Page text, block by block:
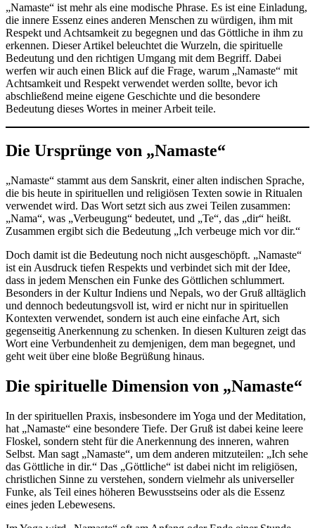
„Namaste“ ist mehr als eine modische Phrase. Es ist eine Einladung,
die innere Essenz eines anderen Menschen zu würdigen, ihm mit
Respekt und Achtsamkeit zu begegnen und das Göttliche in ihm zu
erkennen. Dieser Artikel beleuchtet die Wurzeln, die spirituelle
Bedeutung und den richtigen Umgang mit dem Begriff. Dabei
werfen wir auch einen Blick auf die Frage, warum „Namaste“ mit
Achtsamkeit und Respekt verwendet werden sollte, bevor ich
abschließend meine eigene Geschichte und die besondere
Bedeutung dieses Wortes in meiner Arbeit teile.
Die Ursprünge von „Namaste“
„Namaste“ stammt aus dem Sanskrit, einer alten indischen Sprache,
die bis heute in spirituellen und religiösen Texten sowie in Ritualen
verwendet wird. Das Wort setzt sich aus zwei Teilen zusammen:
„Nama“, was „Verbeugung“ bedeutet, und „Te“, das „dir“ heißt.
Zusammen ergibt sich die Bedeutung „Ich verbeuge mich vor dir.“
Doch damit ist die Bedeutung noch nicht ausgeschöpft. „Namaste“
ist ein Ausdruck tiefen Respekts und verbindet sich mit der Idee,
dass in jedem Menschen ein Funke des Göttlichen schlummert.
Besonders in der Kultur Indiens und Nepals, wo der Gruß alltäglich
und dennoch bedeutungsvoll ist, wird er nicht nur in spirituellen
Kontexten verwendet, sondern ist auch eine einfache Art, sich
gegenseitig Anerkennung zu schenken. In diesen Kulturen zeigt das
Wort eine Verbundenheit zu demjenigen, dem man begegnet, und
geht weit über eine bloße Begrüßung hinaus.
Die spirituelle Dimension von „Namaste“
In der spirituellen Praxis, insbesondere im Yoga und der Meditation,
hat „Namaste“ eine besondere Tiefe. Der Gruß ist dabei keine leere
Floskel, sondern steht für die Anerkennung des inneren, wahren
Selbst. Man sagt „Namaste“, um dem anderen mitzuteilen: „Ich sehe
das Göttliche in dir.“ Das „Göttliche“ ist dabei nicht im religiösen,
christlichen Sinne zu verstehen, sondern vielmehr als universeller
Funke, als Teil eines höheren Bewusstseins oder als die Essenz
eines jeden Lebewesens.